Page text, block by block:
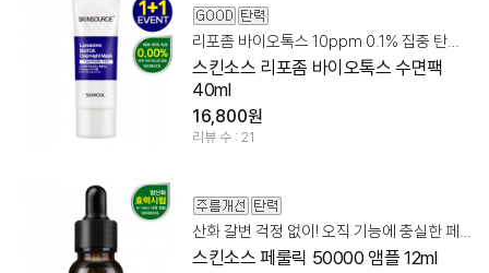
리포좀 바이오톡스 10ppm 0.1% 집중 탄력 숙면팩!
스킨소스 리포좀 바이오톡스 수면팩
40ml
16,800원
리뷰 수 : 21
산화 갈변 걱정 없이! 오직 기능에 충실한 페룰릭 앰플
스킨소스 페룰릭 50000 앰플 12ml